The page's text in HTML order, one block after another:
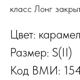
класс Лонг
Цвет:
Размер: S(II)
Код ВМИ: